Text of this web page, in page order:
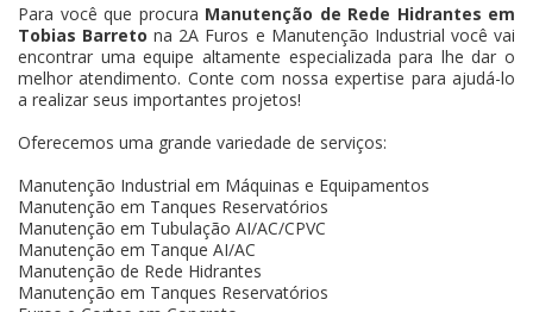
Para você que procura Manutenção de Rede Hidrantes em
Tobias Barretona 2A Furos e Manutenção Industrial você vai
encontrar uma equipe altamente especializada para lhe dar o
melhor atendimento. Conte com nossa expertise para ajudá-lo
a realizar seus importantes projetos!
Oferecemos uma grande variedade de serviços:
Manutenção Industrial em Máquinas e Equipamentos
Manutenção em Tanques Reservatórios
Manutenção em Tubulação AI/AC/CPVC
Manutenção em Tanque AI/AC
Manutenção de Rede Hidrantes
Manutenção em Tanques Reservatórios